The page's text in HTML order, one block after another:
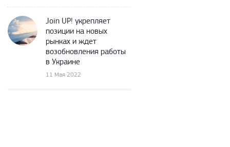
Join UP! укрепляет
позиции на новых
рынках и ждет
возобновления работы
в Украине
11 Мая 2022